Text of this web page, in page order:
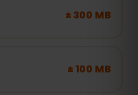
± 300 MB
± 100 MB